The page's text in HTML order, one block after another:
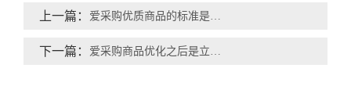
上一篇： 爱采购优质商品的标准是什么？
下一篇： 爱采购商品优化之后是立即生效吗？